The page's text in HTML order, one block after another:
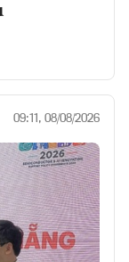
09:11, 08/08/2026